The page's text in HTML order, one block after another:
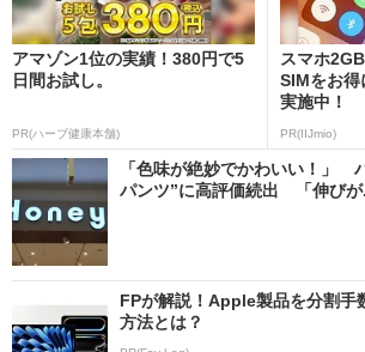
アマゾン1位の実績！380円で5
日間お試し。
PR(ハーブ健康本舗)
スマホ
SIMをお得
実施中！
PR(IIJmio)
「色味が絶妙でかわいい！」
パンツ”に高評価続出 「伸びが
FPが解説！Apple製品を分割手
方法とは？